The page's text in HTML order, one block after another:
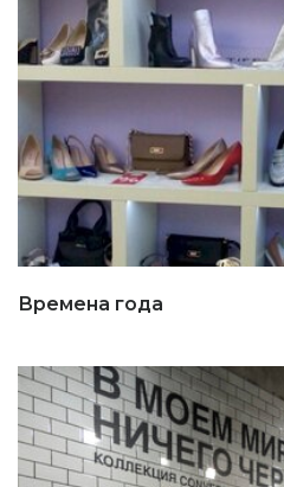
Времена года